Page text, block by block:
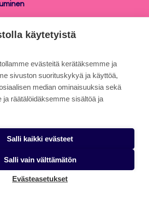
käytetyistä
evästeitä kerätäksemme ja
sivuston suorituskykyä ja käyttöä,
median ominaisuuksia sekä
ja räätälöidäksemme sisältöä ja
Salli kaikki evästeet
Salli vain välttämätön
Evästeasetukset